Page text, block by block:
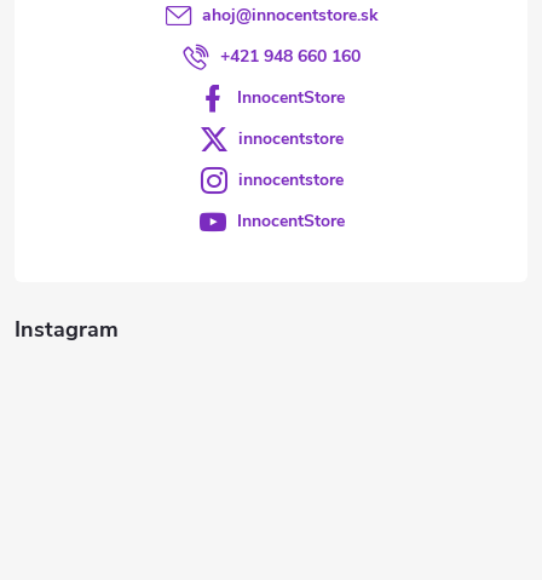
Instagram
ahoj@innocentstore.sk
+421 948 660 160
InnocentStore
innocentstore
innocentstore
InnocentStore